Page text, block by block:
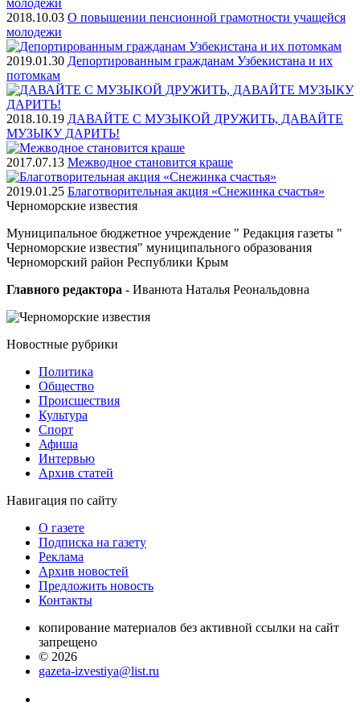
2018.10.03 О повышении пенсионной грамотности учащейся
молодежи
2019.01.30 Депортированным гражданам Узбекистана и их
потомкам
2018.10.19 ДАВАЙТЕ С МУЗЫКОЙ ДРУЖИТЬ, ДАВАЙТЕ
МУЗЫКУ ДАРИТЬ!
2017.07.13 Межводное становится краше
2019.01.25 Благотворительная акция «Снежинка счастья»
Черноморские известия
Муниципальное бюджетное учреждение " Редакция газеты "
Черноморские известия" муниципального образования
Черноморский район Республики Крым
Главного редактора - Иванюта Наталья Реональдовна
Новостные рубрики
Политика
Общество
Проиcшествия
Культура
Спорт
Афиша
Интервью
Архив статей
Навигация по сайту
О газете
Подписка на газету
Реклама
Архив новостей
Предложить новость
Контакты
копирование материалов без активной ссылки на сайт
запрещено
© 2026
gazeta-izvestiya@list.ru